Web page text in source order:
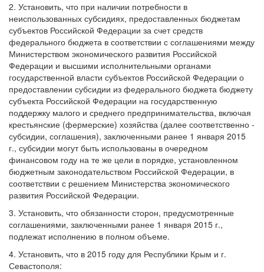
2. Установить, что при наличии потребности в
неиспользованных субсидиях, предоставленных бюджетам
субъектов Российской Федерации за счет средств
федерального бюджета в соответствии с соглашениями между
Министерством экономического развития Российской
Федерации и высшими исполнительными органами
государственной власти субъектов Российской Федерации о
предоставлении субсидии из федерального бюджета бюджету
субъекта Российской Федерации на государственную
поддержку малого и среднего предпринимательства, включая
крестьянские (фермерские) хозяйства (далее соответственно -
субсидии, соглашения), заключенными ранее 1 января 2015
г., субсидии могут быть использованы в очередном
финансовом году на те же цели в порядке, установленном
бюджетным законодательством Российской Федерации, в
соответствии с решением Министерства экономического
развития Российской Федерации.
3. Установить, что обязанности сторон, предусмотренные
соглашениями, заключенными ранее 1 января 2015 г.,
подлежат исполнению в полном объеме.
4. Установить, что в 2015 году для Республики Крым и г.
Севастополя: